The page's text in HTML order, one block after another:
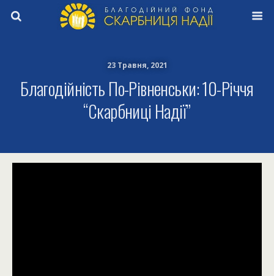
23 Травня, 2021
Благодійність По-Рівненськи: 10-Річчя
“Скарбниці Надії”